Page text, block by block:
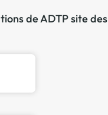
de ADTP site des